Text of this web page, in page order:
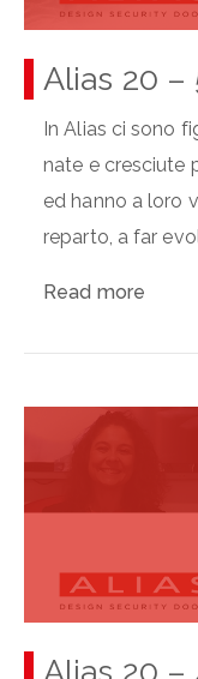
Alias 20 –
In Alias ci sono
nate e cresciute
ed hanno a loro
reparto, a far
Read more
Alias 20 –